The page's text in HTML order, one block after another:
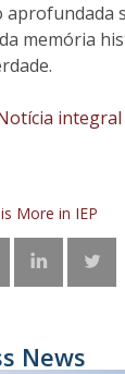
aprofundada
memória
integral
More in IEP
News